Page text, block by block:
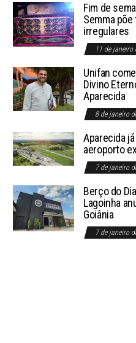
Fim de
Semma
irregulares
11 de janeiro
Unifan
Divino
Aparecida
8 de janeiro
Aparecida
aeroporto
7 de janeiro
Berço do
Lagoinha
Goiânia
7 de janeiro